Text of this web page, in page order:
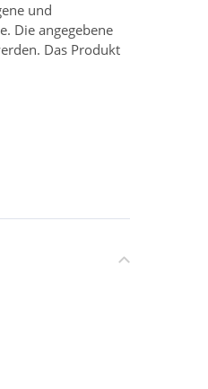
und
Die angegebene
Das Produkt